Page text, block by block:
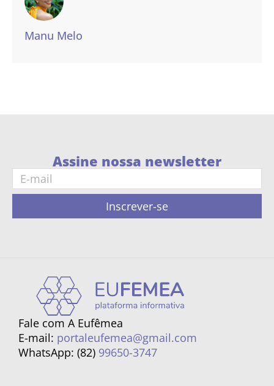
Manu Melo
Assine nossa newsletter
Inscrever-se
Fale com A Eufêmea
E-mail: portaleufemea@gmail.com
WhatsApp: (82) 99650-3747